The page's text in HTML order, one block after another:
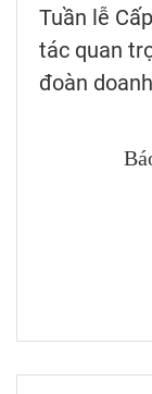
Tuần lễ
tác quan
đoàn